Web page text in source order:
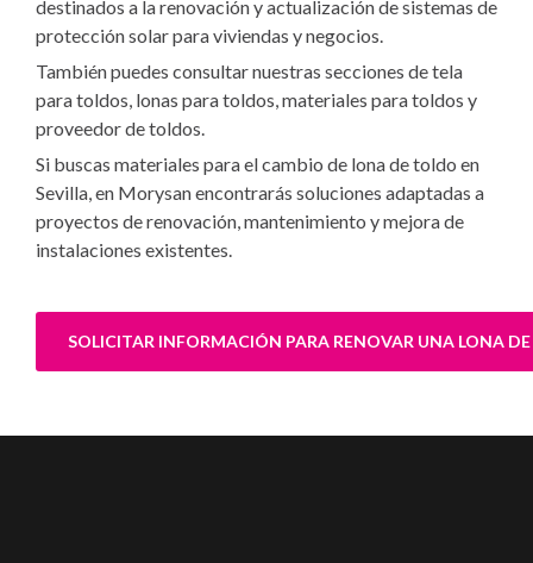
destinados a la renovación y actualización de sistemas de
protección solar para viviendas y negocios.
También puedes consultar nuestras secciones detela
para toldos, lonas para toldos,materiales para toldos y
proveedor de toldos.
Si buscas materiales para el cambio de lona de toldo en
Sevilla, en Morysan encontrarás soluciones adaptadas a
proyectos de renovación, mantenimiento y mejora de
instalaciones existentes.
SOLICITAR INFORMACIÓN PARA RENOVAR UNA LONA